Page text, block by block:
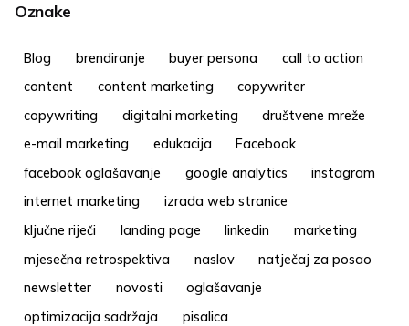
Oznake
Blog brendiranje buyer persona
call to action
content
content marketing
copywriter
copywriting
digitalni marketing
društvene mreže
e-mail marketing
edukacija
Facebook
facebook oglašavanje
google analytics
instagram
internet marketing
izrada web stranice
ključne riječi
landing page linkedin
marketing
mjesečna retrospektiva
naslov
natječaj za posao
newsletter
novosti
oglašavanje
optimizacija sadržaja
pisalica